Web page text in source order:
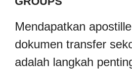
Mendapatkan
dokumen transfer
adalah langkah